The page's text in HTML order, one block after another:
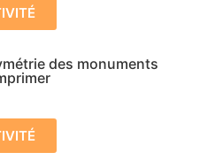
des monuments